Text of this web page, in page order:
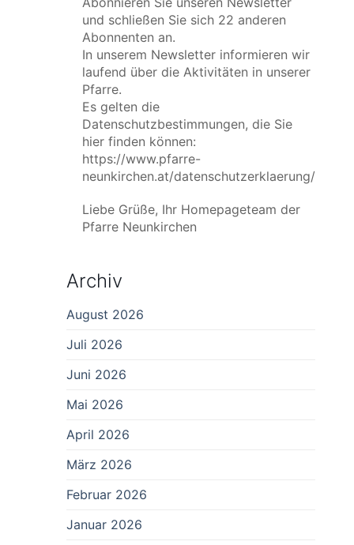
und schließen Sie sich 22 anderen
Abonnenten an.
In unserem Newsletter informieren wir
laufend über die Aktivitäten in unserer
Pfarre.
Es gelten die
Datenschutzbestimmungen, die Sie
hier finden können:
https://www.pfarre-
neunkirchen.at/datenschutzerklaerung/
Liebe Grüße, Ihr Homepageteam der
Pfarre Neunkirchen
Archiv
August 2026
Juli 2026
Juni 2026
Mai 2026
April 2026
März 2026
Februar 2026
Januar 2026